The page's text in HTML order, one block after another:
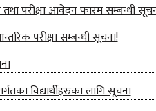
परीक्षा आवेदन फारम सम्बन्धी
परीक्षा सम्बन्धी सूचना!
विद्यार्थीहरुका लागि सूचना